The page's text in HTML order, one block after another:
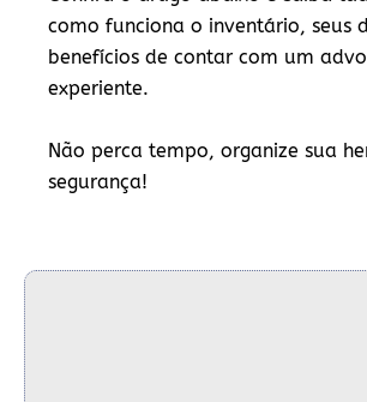
como funciona o inventário, seus
benefícios de contar com um
experiente.
Não perca tempo, organize sua
segurança!